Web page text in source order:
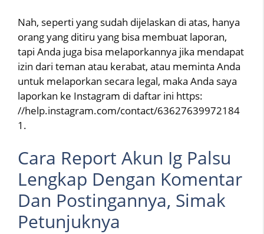
Nah, seperti yang sudah dijelaskan di atas, hanya
orang yang ditiru yang bisa membuat laporan,
tapi Anda juga bisa melaporkannya jika mendapat
izin dari teman atau kerabat, atau meminta Anda
untuk melaporkan secara legal, maka Anda saya
laporkan ke Instagram di daftar ini https:
//help.instagram.com/contact/63627639972184
1.
Cara Report Akun Ig Palsu
Lengkap Dengan Komentar
Dan Postingannya, Simak
Petunjuknya